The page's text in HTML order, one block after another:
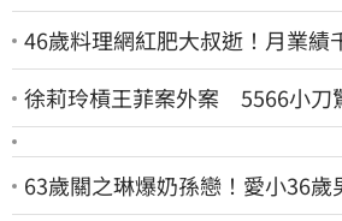
46歲料理網紅肥大叔逝！月業績
徐莉玲槓王菲案外案 5566小刀
63歲關之琳爆奶孫戀！愛小36歲